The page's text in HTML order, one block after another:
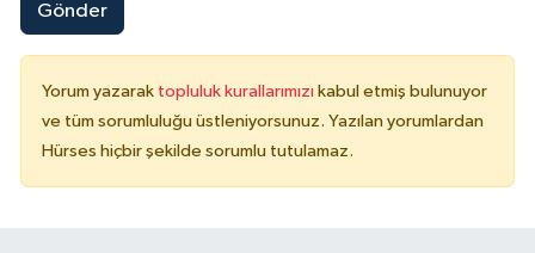
Gönder
Yorum yazarak topluluk kurallarımızı kabul etmiş bulunuyor
ve tüm sorumluluğu üstleniyorsunuz. Yazılan yorumlardan
Hürses hiçbir şekilde sorumlu tutulamaz.